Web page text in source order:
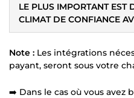
LE PLUS IMPORTANT EST
CLIMAT DE CONFIANCE
Note : Les intégrations
payant, seront sous votre
➡️ Dans le cas où vous avez